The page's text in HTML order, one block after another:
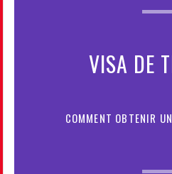
VISA DE
COMMENT OBTENIR